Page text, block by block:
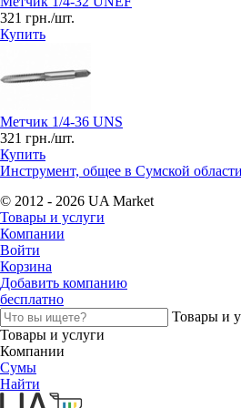
321 грн./шт.
Купить
Метчик 1/4-36 UNS
321 грн./шт.
Купить
Инструмент, общее в Сумской области
© 2012 - 2026 UA Market
Товары и услуги
Компании
Войти
Корзина
Добавить компанию
бесплатно
Товары и
Товары и услуги
Компании
Сумы
Найти